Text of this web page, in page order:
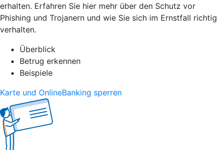
erhalten. Erfahren Sie hier mehr über den Schutz vor
Phishing und Trojanern und wie Sie sich im Ernstfall richtig
verhalten.
Überblick
Betrug erkennen
Beispiele
Karte und OnlineBanking sperren